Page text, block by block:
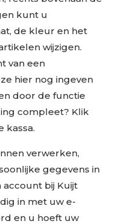
kunt u
de kleur en het
wijzigen.
van een
hier nog ingeven
door de functie
compleet? Klik
kassa.
verwerken,
gegevens in
bij Kuijt
in met uw e-
en u hoeft uw